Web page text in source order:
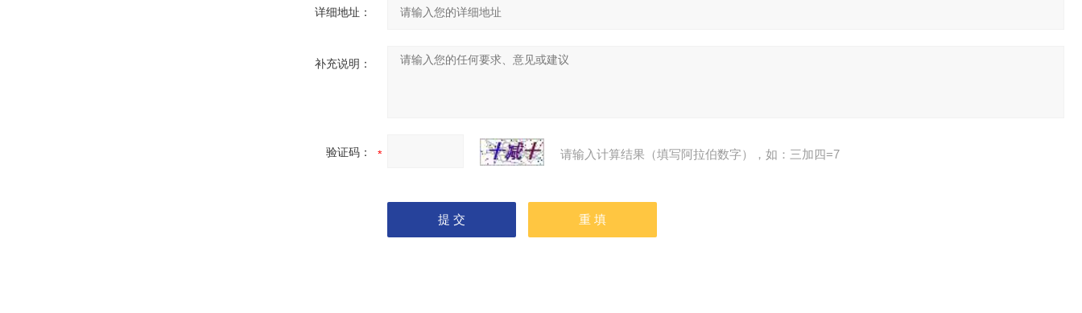
详细地址：
补充说明：
验证码： 请输入计算结果（填写阿拉伯数字），如：三加四=7